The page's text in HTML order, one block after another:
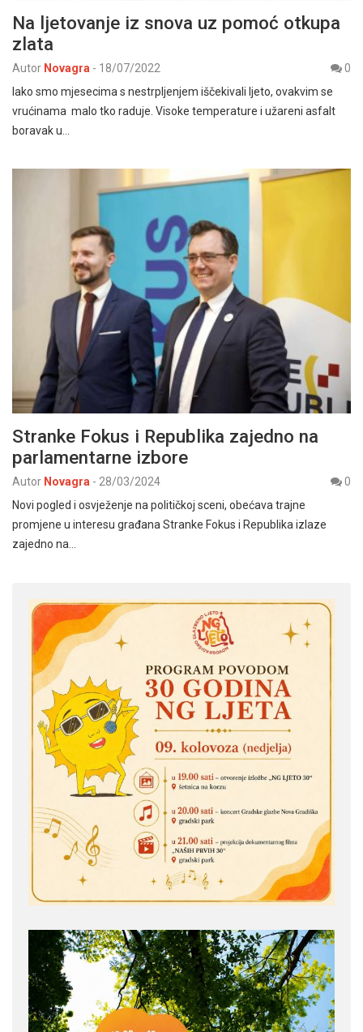
Na ljetovanje iz snova uz pomoć otkupa
zlata
Autor Novagra - 18/07/2022
0
Iako smo mjesecima s nestrpljenjem iščekivali ljeto, ovakvim se
vrućinama malo tko raduje. Visoke temperature i užareni asfalt
boravak u…
Stranke Fokus i Republika zajedno na
parlamentarne izbore
Autor Novagra - 28/03/2024
0
Novi pogled i osvježenje na političkoj sceni, obećava trajne
promjene u interesu građana Stranke Fokus i Republika izlaze
zajedno na…